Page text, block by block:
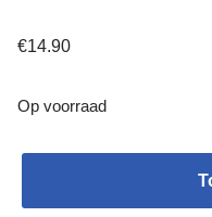
€14.90
Op voorraad